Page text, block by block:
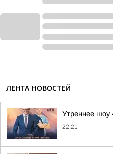
ЛЕНТА НОВОСТЕЙ
Утреннее шоу
22:21